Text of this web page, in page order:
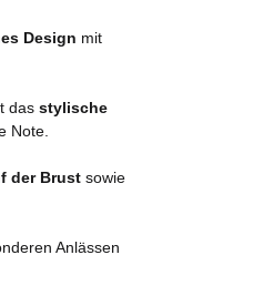
Design mit
das stylische
Note.
der Brust sowie
Anlässen